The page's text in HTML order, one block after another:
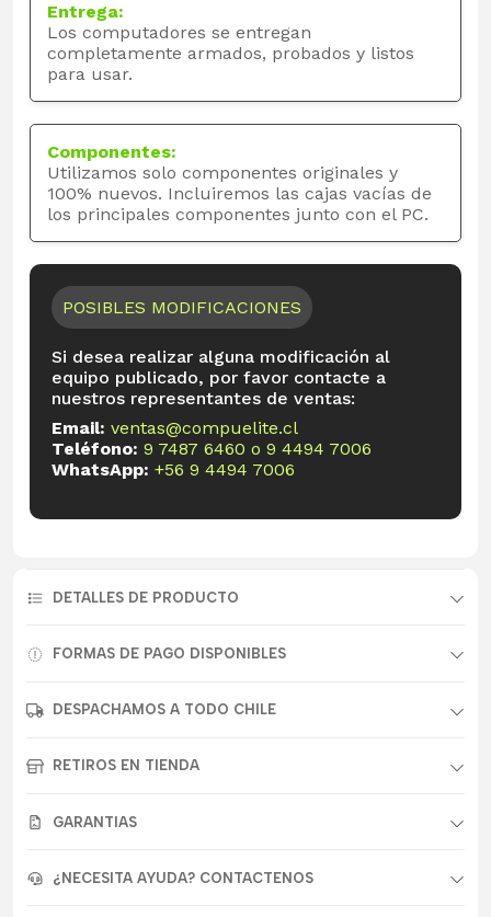
Entrega:
Los computadores se entregan
completamente armados, probados y listos
para usar.
Componentes:
Utilizamos solo componentes originales y
100% nuevos. Incluiremos las cajas vacías de
los principales componentes junto con el PC.
POSIBLES MODIFICACIONES
Si desea realizar alguna modificación al
equipo publicado, por favor contacte a
nuestros representantes de ventas:
Email: ventas@compuelite.cl
Teléfono: 9 7487 6460 o 9 4494 7006
WhatsApp: +56 9 4494 7006
DETALLES DE PRODUCTO
FORMAS DE PAGO DISPONIBLES
DESPACHAMOS A TODO CHILE
RETIROS EN TIENDA
GARANTIAS
¿NECESITA AYUDA? CONTACTENOS